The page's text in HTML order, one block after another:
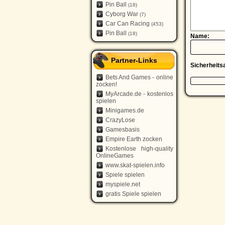
Pin Ball (18)
Cyborg War (7)
Car Can Racing (453)
Pin Ball (18)
Partner-Links
Bets And Games - online
zocken!
MyArcade.de - kostenlos
spielen
Minigames.de
CrazyLose
Gamesbasis
Empire Earth zocken
Kostenlose high-quality
OnlineGames
www.skat-spielen.info
Spiele spielen
myspiele.net
gratis Spiele spielen
Name: